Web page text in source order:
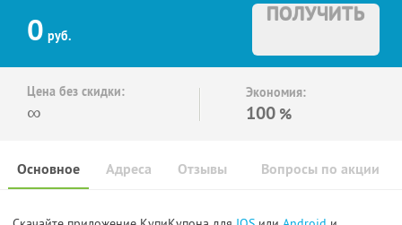
0 руб.
ПОЛУЧИТЬ
Цена без скидки:
∞
Экономия:
100 %
Основное Отзывы Вопросы по акции
Адреса